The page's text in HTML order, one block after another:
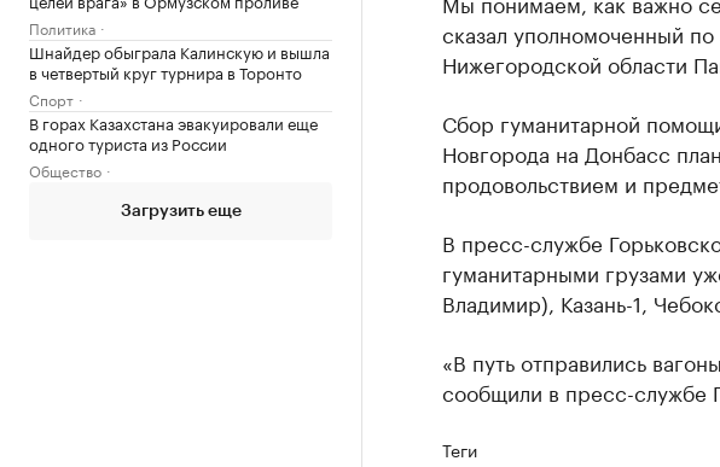
Политика
Шнайдер обыграла Калинскую и вышла
в четвертый круг турнира в Торонто
Спорт
В горах Казахстана эвакуировали еще
одного туриста из России
Общество
Загрузить еще
сказал уполномоченный
Нижегородской области
Сбор гуманитарной
Новгорода на Донбасс
продовольствием и
В пресс-службе
гуманитарными грузами
Владимир), Казань-1,
«В путь отправились
сообщили в пресс-службе
Теги